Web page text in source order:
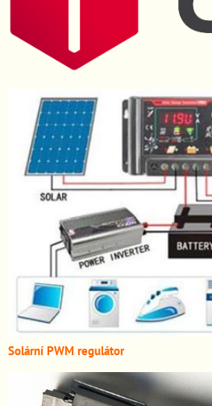
Solární PWM regulátor